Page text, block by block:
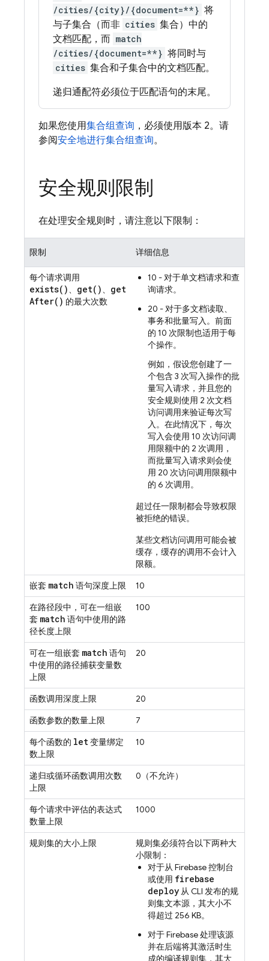
/cities/{city}/{document=**} 将
与子集合（而非 cities 集合）中的
文档匹配，而 match
/cities/{document=**} 将同时与
cities 集合和子集合中的文档匹配。
递归通配符必须位于匹配语句的末尾。
如果您使用集合组查询 ，必须使用版本 2。请
参阅安全地进行集合组查询。
安全规则限制
在处理安全规则时，请注意以下限制：
限制 详细信息
每个请求调用
exists( )、 get( )、 get
After( ) 的最大次数
10 - 对于单文档请求和查
询请求。
20 - 对于多文档读取、
事务和批量写入。前面
的 10 次限制也适用于每
个操作。
例如，假设您创建了一
个包含 3 次写入操作的批
量写入请求，并且您的
安全规则使用 2 次文档
访问调用来验证每次写
入。在此情况下，每次
写入会使用 10 次访问调
用限额中的 2 次调用，
而批量写入请求则会使
用 20 次访问调用限额中
的 6 次调用。
超过任一限制都会导致权限
被拒绝的错误。
某些文档访问调用可能会被
缓存，缓存的调用不会计入
限额。
嵌套 match 语句深度上限
10
在路径段中，可在一组嵌
套 match 语句中使用的路
径长度上限
100
可在一组嵌套 match 语句
中使用的路径捕获变量数
上限
20
函数调用深度上限
20
函数参数的数量上限
7
每个函数的 let变量绑定
数上限
10
递归或循环函数调用次数
上限
0（不允许）
每个请求中评估的表达式
数量上限
1000
规则集的大小上限
规则集必须符合以下两种大
小限制：
对于从 Firebase控制台
或使用 firebase
deploy 从 CLI 发布的规
则集文本源，其大小不
得超过 256 KB。
对于 Firebase 处理该源
并在后端将其激活时生
成的编译规则集，其大